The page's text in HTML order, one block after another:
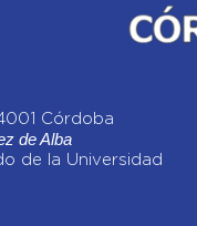
Córdoba
de Alba
de la Universidad